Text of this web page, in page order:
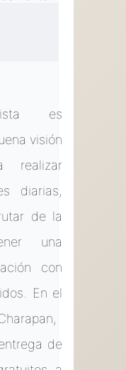
es
visión
realizar
diarias,
de la
una
con
En el
de